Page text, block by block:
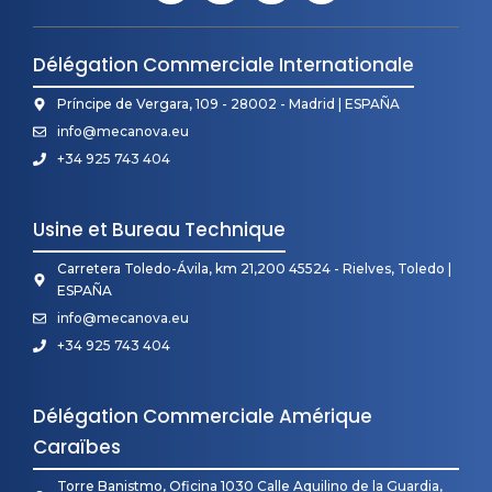
Délégation Commerciale Internationale
Príncipe de Vergara, 109 - 28002 - Madrid | ESPAÑA
info@mecanova.eu
+34 925 743 404
Usine et Bureau Technique
Carretera Toledo-Ávila, km 21,200 45524 - Rielves, Toledo |
ESPAÑA
info@mecanova.eu
+34 925 743 404
Délégation Commerciale Amérique
Caraïbes
Torre Banistmo, Oficina 1030 Calle Aquilino de la Guardia,